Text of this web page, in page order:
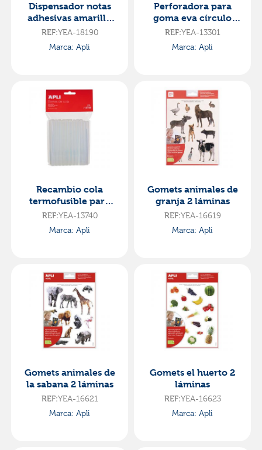
Dispensador notas
adhesivas amarillo
50mm x 8m
REF:YEA-18190
Marca: Apli
Perforadora para
goma eva círculo
25,4mm
REF:YEA-13301
Marca: Apli
Recambio cola
termofusible para
pistola 25 unidades
REF:YEA-13740
Marca: Apli
Gomets animales de
granja 2 láminas
REF:YEA-16619
Marca: Apli
Gomets animales de
la sabana 2 láminas
REF:YEA-16621
Marca: Apli
Gomets el huerto 2
láminas
REF:YEA-16623
Marca: Apli